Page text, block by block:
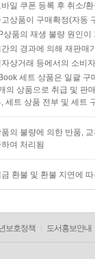
바일 쿠폰 등록 후 취소/
고상품이 구매확정(자동
상품의 재생 불량 원인
의 경과에 의해 재판매
자상거래 등에서의 소비
세트 상품은 일괄 구
의 상품으로 취급 및 판
, 세트 상품 전부 및 세트
의 불량에 의한 반품,
하여 처리됨
환불 및 환불 지연에
보호정책 도서홍보안내